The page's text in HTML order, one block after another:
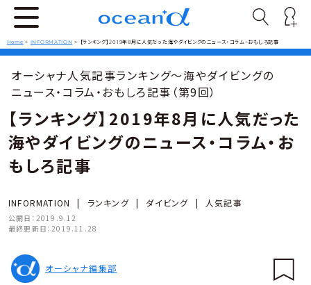
Home > INFORMATION > 【ランキング】2019年8月に人気だった海やダイビングのニュース・コラム・おもしろ記事
オーシャナ人気記事ランキング～海やダイビングの
ニュース・コラム・おもしろ記事（第9回）
【ランキング】2019年8月に人気だった
海やダイビングのニュース・コラム・お
もしろ記事
INFORMATION | ランキング | ダイビング | 人気記事
公開日： 2019.9.12
最終更新日： 2019.11.28
オーシャナ編集部